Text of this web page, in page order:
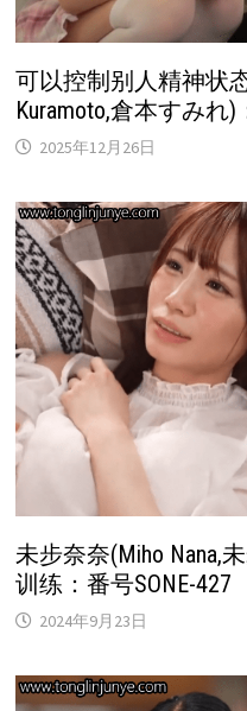
可以控制别人精神状
Kuramoto,倉本すみれ)
2025年12月26日
未步奈奈(Miho Nana,
训练：番号SONE-427
2024年9月23日